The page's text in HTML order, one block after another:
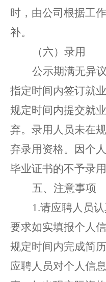
时，由公司根据工
补。
（六）录用
公示期满无异
指定时间内签订就
规定时间内提交就
弃。录用人员未在
弃录用资格。 因个
毕业证书的不予录用
五、 注意事项
1.请应聘人员
要求如实填报个人
规定时间内完成简
应聘人员对个人信